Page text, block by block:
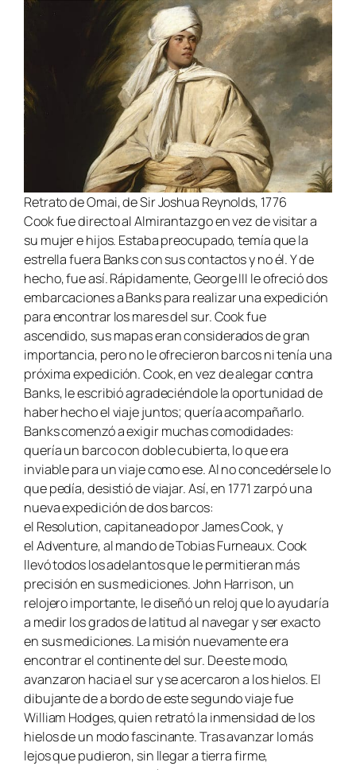
Retrato de Omai, de Sir Joshua Reynolds, 1776
Cook fue directo al Almirantazgo en vez de visitar a
su mujer e hijos. Estaba preocupado, temía que la
estrella fuera Banks con sus contactos y no él. Y de
hecho, fue así. Rápidamente, George III le ofreció dos
embarcaciones a Banks para realizar una expedición
para encontrar los mares del sur. Cook fue
ascendido, sus mapas eran considerados de gran
importancia, pero no le ofrecieron barcos ni tenía una
próxima expedición. Cook, en vez de alegar contra
Banks, le escribió agradeciéndole la oportunidad de
haber hecho el viaje juntos; quería acompañarlo.
Banks comenzó a exigir muchas comodidades:
quería un barco con doble cubierta, lo que era
inviable para un viaje como ese. Al no concedérsele lo
que pedía, desistió de viajar. Así, en 1771 zarpó una
nueva expedición de dos barcos:
el Resolution,capitaneado por James Cook, y
elAdventure,al mando de Tobias Furneaux. Cook
llevó todos los adelantos que le permitieran más
precisión en sus mediciones. John Harrison, un
relojero importante, le diseñó un reloj que lo ayudaría
a medir los grados de latitud al navegar y ser exacto
en sus mediciones. La misión nuevamente era
encontrar el continente del sur. De este modo,
avanzaron hacia el sur y se acercaron a los hielos. El
dibujante de a bordo de este segundo viaje fue
William Hodges, quien retrató la inmensidad de los
hielos de un modo fascinante. Tras avanzar lo más
lejos que pudieron, sin llegar a tierra firme,